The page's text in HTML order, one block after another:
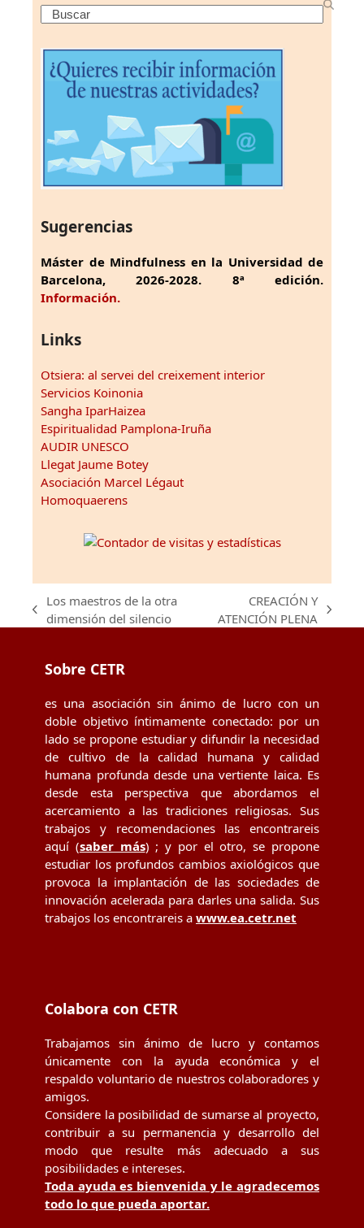
Search
Sugerencias
Máster de Mindfulness en la Universidad de
Barcelona, 2026-2028. 8ª edición.
Información.
Links
Otsiera: al servei del creixement interior
Servicios Koinonia
Sangha IparHaizea
Espiritualidad Pamplona-Iruña
AUDIR UNESCO
Llegat Jaume Botey
Asociación Marcel Légaut
Homoquaerens
previous
Los maestros de la otra
dimensión del silencio
next
CREACIÓN Y
ATENCIÓN PLENA
Sobre CETR
es una asociación sin ánimo de lucro con un
doble objetivo íntimamente conectado: por un
lado se propone estudiar y difundir la necesidad
de cultivo de la calidad humana y calidad
humana profunda desde una vertiente laica. Es
desde esta perspectiva que abordamos el
acercamiento a las tradiciones religiosas. Sus
trabajos y recomendaciones las encontrareis
aquí (saber más) ; y por el otro, se propone
estudiar los profundos cambios axiológicos que
provoca la implantación de las sociedades de
innovación acelerada para darles una salida. Sus
trabajos los encontrareis a www.ea.cetr.net
Colabora con CETR
Trabajamos sin ánimo de lucro y contamos
únicamente con la ayuda económica y el
respaldo voluntario de nuestros colaboradores y
amigos.
Considere la posibilidad de sumarse al proyecto,
contribuir a su permanencia y desarrollo del
modo que resulte más adecuado a sus
posibilidades e intereses.
Toda ayuda es bienvenida y le agradecemos
todo lo que pueda aportar.